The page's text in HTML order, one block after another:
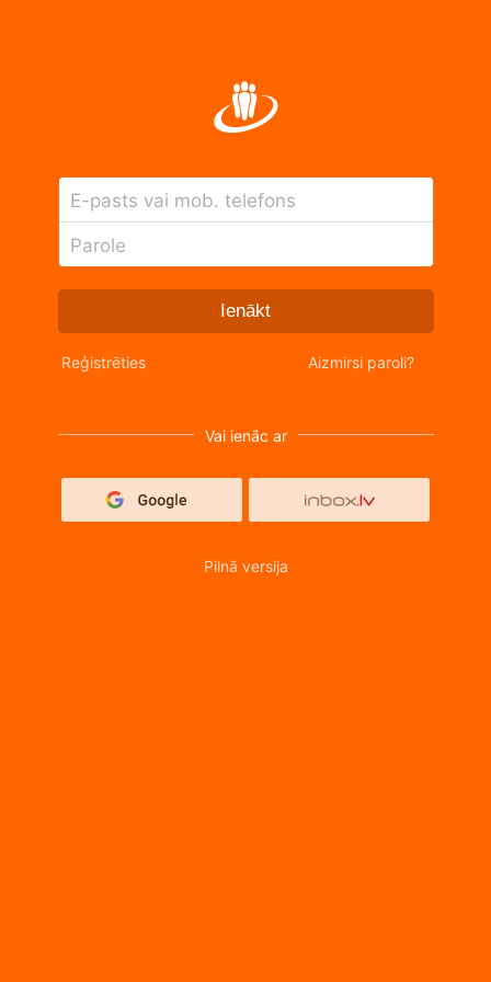
E-pasts vai mob. telefons
Parole
Ienākt
Reģistrēties Aizmirsi paroli?
Vai ienāc ar
Pilnā versija